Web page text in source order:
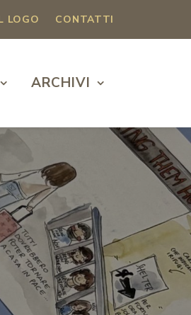
LOGO CONTATTI
ARCHIVI